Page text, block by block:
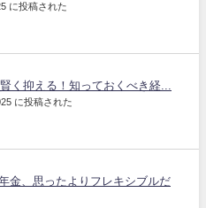
に投稿された
く抑える！知っておくべき経...
に投稿された
金、思ったよりフレキシブルだ